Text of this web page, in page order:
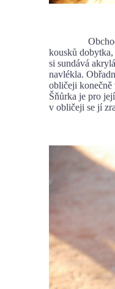
Obchod je
kousků dobytka,
si sundává
navlékla.
obličeji konečně
Šňůrka je pro
v obličeji se jí